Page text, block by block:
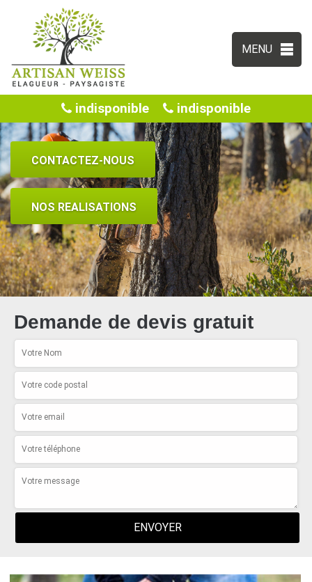
MENU
indisponible indisponible
CONTACTEZ-NOUS
NOS REALISATIONS
Demande de devis gratuit